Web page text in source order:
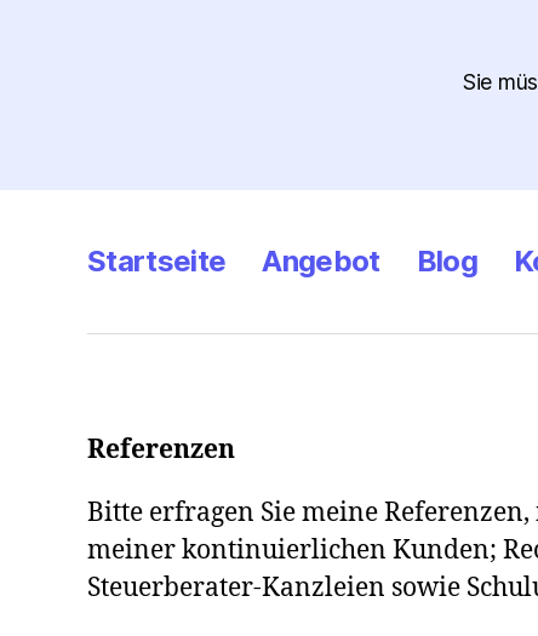
Sie
Startseite Angebot Blog
Referenzen
Bitte erfragen Sie meine
meiner kontinuierlichen Kunden;
Steuerberater-Kanzleien sowie